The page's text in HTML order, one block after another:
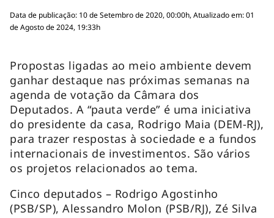
Data de publicação: 10 de Setembro de 2020, 00:00h, Atualizado em: 01
de Agosto de 2024, 19:33h
Propostas ligadas ao meio ambiente devem
ganhar destaque nas próximas semanas na
agenda de votação da Câmara dos
Deputados. A “pauta verde” é uma iniciativa
do presidente da casa, Rodrigo Maia (DEM-RJ),
para trazer respostas à sociedade e a fundos
internacionais de investimentos. São vários
os projetos relacionados ao tema.
Cinco deputados – Rodrigo Agostinho
(PSB/SP), Alessandro Molon (PSB/RJ), Zé Silva